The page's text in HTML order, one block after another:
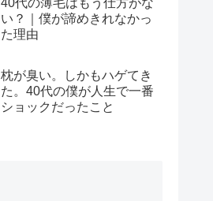
40代の薄毛はもう仕方がな
い？｜僕が諦めきれなかっ
た理由
枕が臭い。しかもハゲてき
た。40代の僕が人生で一番
ショックだったこと